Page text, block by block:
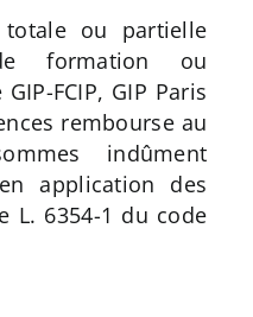
totale ou partielle
formation ou
FCIP, GIP Paris
rembourse au
indûment
application des
L. 6354-1 du code